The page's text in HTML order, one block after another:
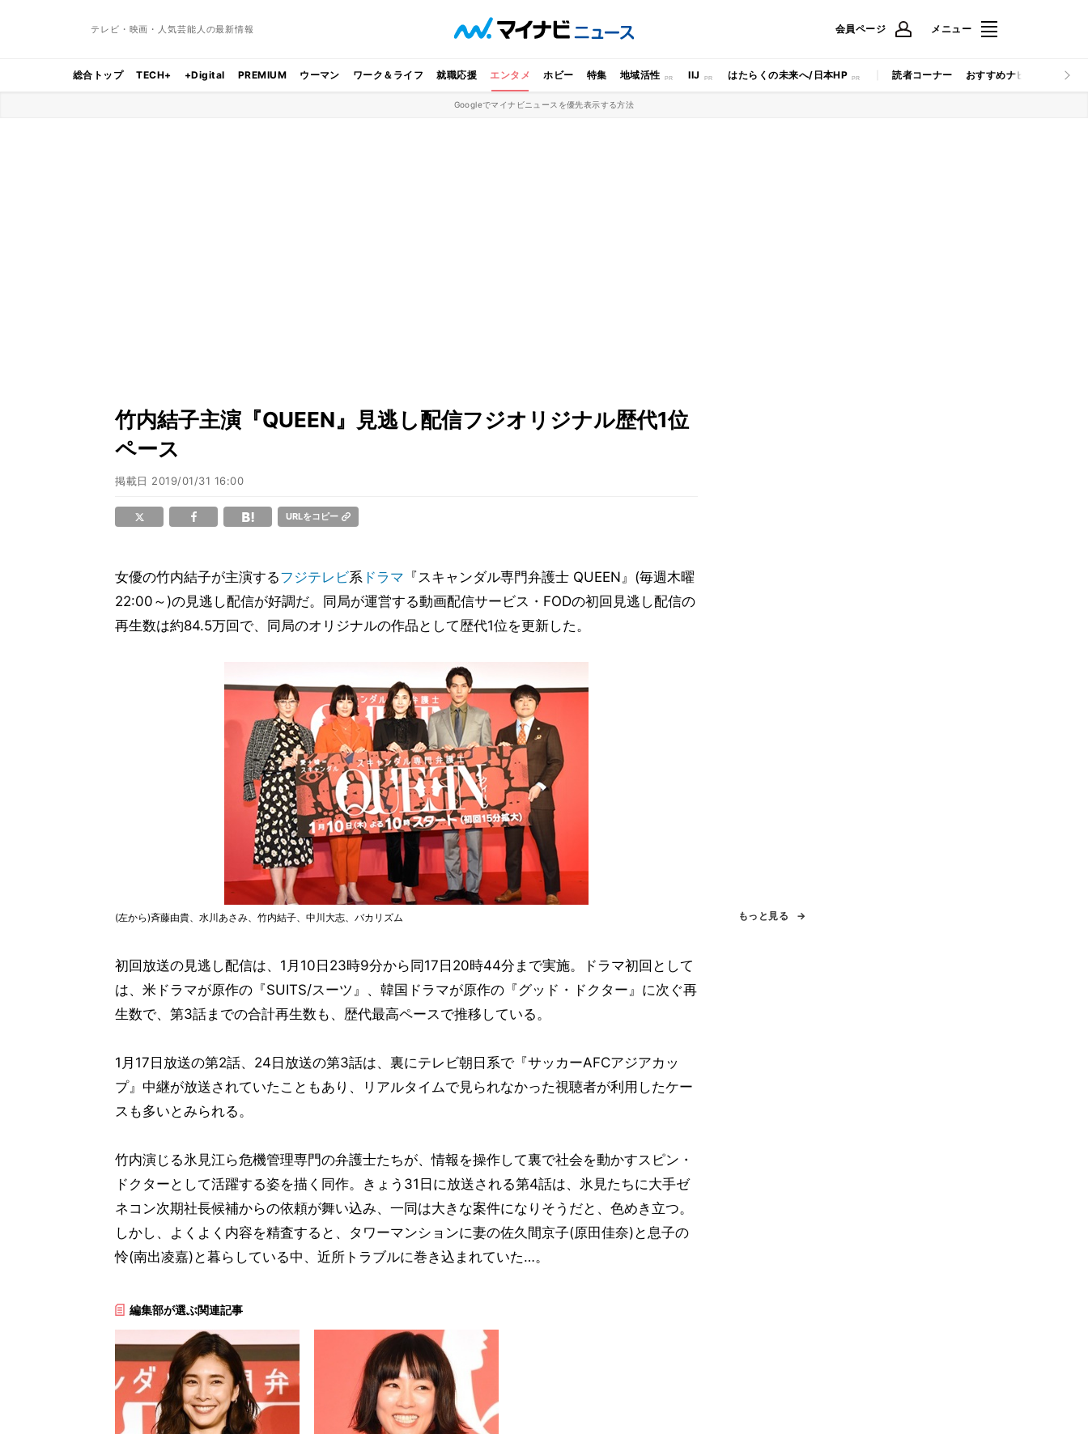
テレビ・映画・人気芸能人の最新情報 会員ページ メニュー
総合トップ TECH+ +Digital PREMIUM ウーマン ワーク＆ライフ 就職応援 エンタメ ホビー 特集 地域活性 IIJ はたらくの未来へ/日本HP 読者コーナー おすすめナビ マイナビ
Googleでマイナビニュースを優先表示する方法
竹内結子主演『QUEEN』見逃し配信フジオリジナル歴代1位
ペース
掲載日 2019/01/31 16:00
URLをコピー
女優の竹内結子が主演するフジテレビ系 ドラマ 『スキャンダル専門弁護士 QUEEN』(毎週木曜
22:00～)の見逃し配信が好調だ。同局が運営する動画配信サービス・FODの初回見逃し配信の
再生数は約84.5万回で、同局のオリジナルの作品として歴代1位を更新した。
(左から)斉藤由貴、水川あさみ、竹内結子、中川大志、バカリズム
初回放送の見逃し配信は、1月10日23時9分から同17日20時44分まで実施。ドラマ初回として
は、米ドラマが原作の『SUITS/スーツ』、韓国ドラマが原作の『グッド・ドクター』に次ぐ再
生数で、第3話までの合計再生数も、歴代最高ペースで推移している。
1月17日放送の第2話、24日放送の第3話は、裏にテレビ朝日系で『サッカーAFCアジアカッ
プ』中継が放送されていたこともあり、リアルタイムで見られなかった視聴者が利用したケー
スも多いとみられる。
竹内演じる氷見江ら危機管理専門の弁護士たちが、情報を操作して裏で社会を動かすスピン・
ドクターとして活躍する姿を描く同作。きょう31日に放送される第4話は、氷見たちに大手ゼ
ネコン次期社長候補からの依頼が舞い込み、一同は大きな案件になりそうだと、色めき立つ。
しかし、よくよく内容を精査すると、タワーマンションに妻の佐久間京子(原田佳奈)と息子の
怜(南出凌嘉)と暮らしている中、近所トラブルに巻き込まれていた…。
編集部が選ぶ関連記事
もっと見る